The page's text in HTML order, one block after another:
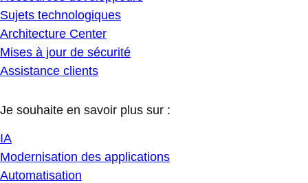
Sujets technologiques
Architecture Center
Mises à jour de sécurité
Assistance clients
Je souhaite en savoir plus sur :
IA
Modernisation des applications
Automatisation